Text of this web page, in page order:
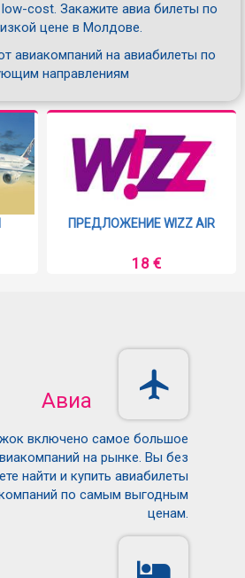
cost. Закажите авиа билеты по
цене в Молдове.
авиакомпаний на авиабилеты по
направлениям
ПРЕДЛОЖЕНИЕ WIZZ AIR
18 €
Авиа
включено самое большое
на рынке. Вы без
найти и купить авиабилеты
по самым выгодным
ценам.